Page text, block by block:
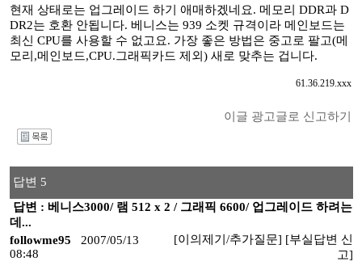
현재 상태로는 업그레이드 하기 애매하겠네요. 메모리 DDR과 D
DR2는 호환 안됩니다. 베니스는 939 소켓 규격이라 메인보드는
최신 CPU를 사용할 수 없고요. 가장 좋은 방법은 중고로 팔고(메
모리,메인보드,CPU.그래픽카드 제외) 새로 맞추는 겁니다.
61.36.219.xxx
이글 광고글로 신고하기
답변 5
답변 : 베니스3000/ 램 512 x 2 / 그래픽 6600/ 업그레이드 하려는
데...
followme95
2007/05/13
08:48
[이의제기/추가질문] [부실답변 신
고]